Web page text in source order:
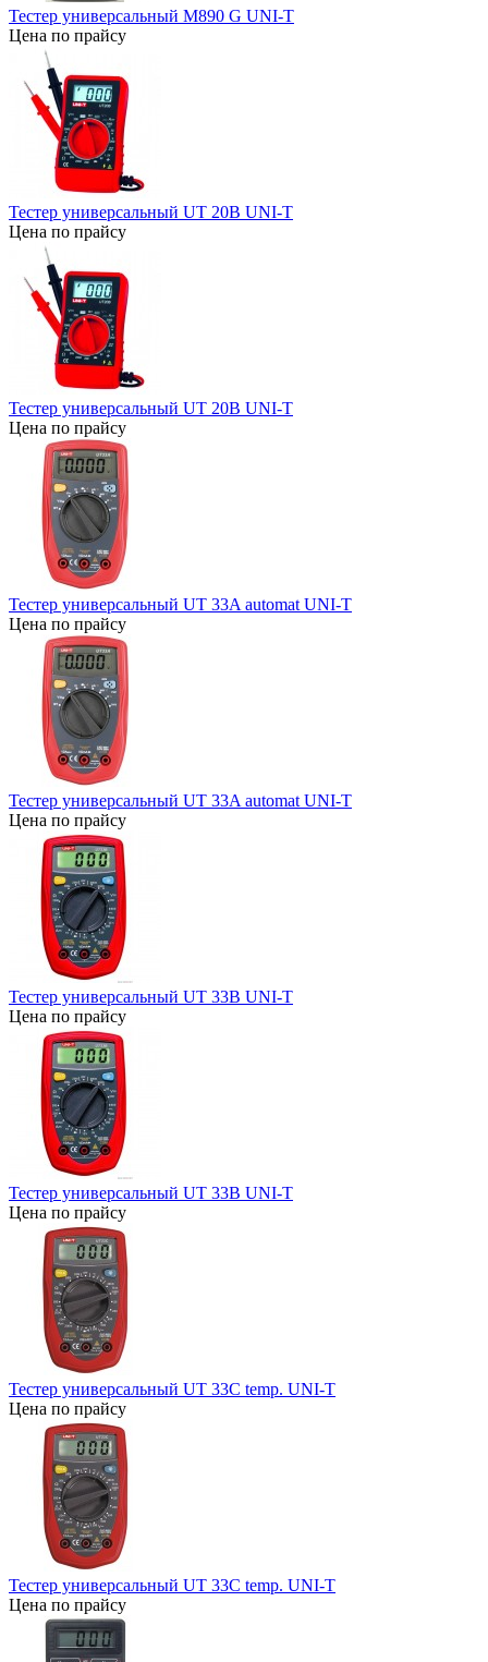
Тестер универсальный M890 G UNI-T
Цена по прайсу
Тестер универсальный UT 20B UNI-T
Цена по прайсу
Тестер универсальный UT 20B UNI-T
Цена по прайсу
Тестер универсальный UT 33A automat UNI-T
Цена по прайсу
Тестер универсальный UT 33A automat UNI-T
Цена по прайсу
Тестер универсальный UT 33B UNI-T
Цена по прайсу
Тестер универсальный UT 33B UNI-T
Цена по прайсу
Тестер универсальный UT 33C temp. UNI-T
Цена по прайсу
Тестер универсальный UT 33C temp. UNI-T
Цена по прайсу